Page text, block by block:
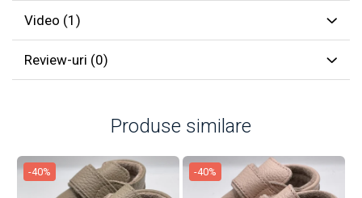
Video (1)
Review-uri (0)
Produse similare
-40% -40%